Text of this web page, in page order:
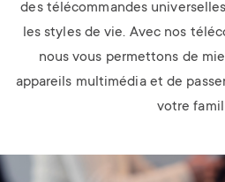
des télécommandes
les styles de vie. Avec nos
nous vous permettons de
appareils multimédia et de
votre
Image